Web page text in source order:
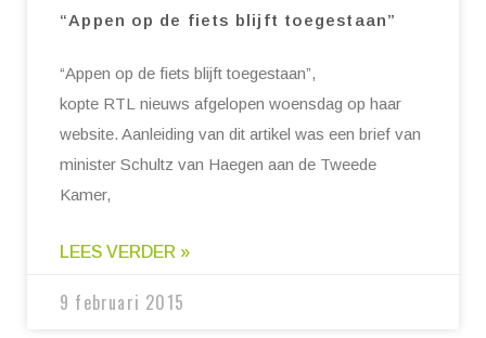
“Appen op de fiets blijft toegestaan”
“Appen op de fiets blijft toegestaan”,
kopte RTL nieuws afgelopen woensdag op haar
website. Aanleiding van dit artikel was een brief van
minister Schultz van Haegen aan de Tweede
Kamer,
LEES VERDER »
9 februari 2015